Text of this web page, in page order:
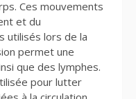
Ces mouvements
et du
utilisés lors de la
permet une
que des lymphes.
pour lutter